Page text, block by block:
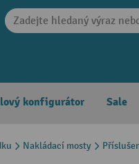
konfigurátor Sale
Nakládací mosty